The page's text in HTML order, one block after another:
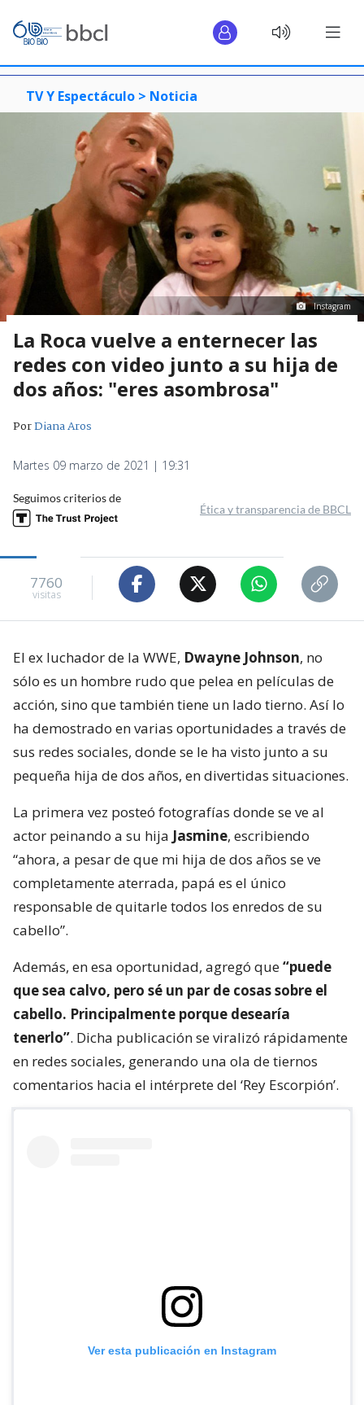
TV Y Espectáculo > Noticia
Instagram
La Roca vuelve a enternecer las
redes con video junto a su hija de
dos años: "eres asombrosa"
PorDiana Aros
Martes 09 marzo de 2021 | 19:31
Seguimos criterios de
Ética y transparencia de BBCL
7760
visitas
El ex luchador de la WWE, Dwayne Johnson, no
sólo es un hombre rudo que pelea en películas de
acción, sino que también tiene un lado tierno. Así lo
ha demostrado en varias oportunidades a través de
sus redes sociales, donde se le ha visto junto a su
pequeña hija de dos años, en divertidas situaciones.
La primera vez posteó fotografías donde se ve al
actor peinando a su hija Jasmine, escribiendo
“ahora, a pesar de que mi hija de dos años se ve
completamente aterrada, papá es el único
responsable de quitarle todos los enredos de su
cabello”.
Además, en esa oportunidad, agregó que“puede
que sea calvo, pero sé un par de cosas sobre el
cabello. Principalmente porque desearía
tenerlo”. Dicha publicación se viralizó rápidamente
en redes sociales, generando una ola de tiernos
comentarios hacia el intérprete del ‘Rey Escorpión’.
Ver esta publicación en Instagram